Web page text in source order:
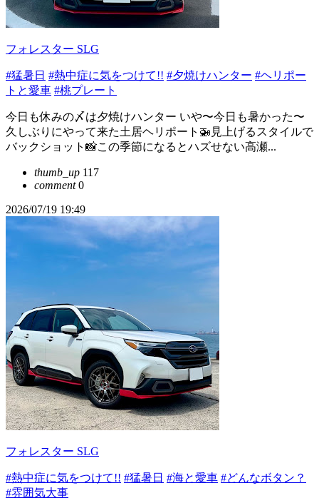
フォレスター SLG
#猛暑日 #熱中症に気をつけて!! #夕焼けハンター #ヘリポー
トと愛車 #桃プレート
今日も休みの〆は夕焼けハンター いや〜今日も暑かった〜
久しぶりにやって来た土居ヘリポート🚁見上げるスタイルで
バックショット📸この季節になるとハズせない高瀬...
thumb_up 117
comment0
2026/07/19 19:49
フォレスター SLG
#熱中症に気をつけて!! #猛暑日 #海と愛車 #どんなボタン？
#雰囲気大事